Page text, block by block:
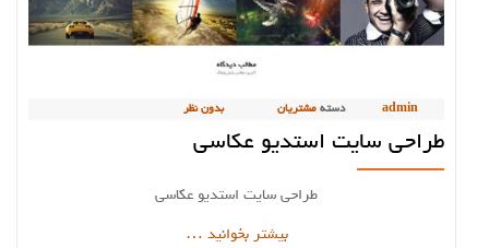
admin دسته مشتریان بدون نظر
طراحی سایت استدیو عکاسی
طراحی سایت استدیو عکاسی
بیشتر بخوانیددربارهطراحی
…